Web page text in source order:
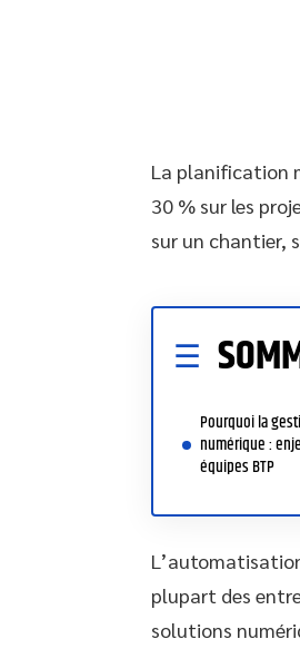
La planification
30 % sur les
sur un chantier,
Pourquoi la
numérique :
équipes BTP
plupart des
solutions